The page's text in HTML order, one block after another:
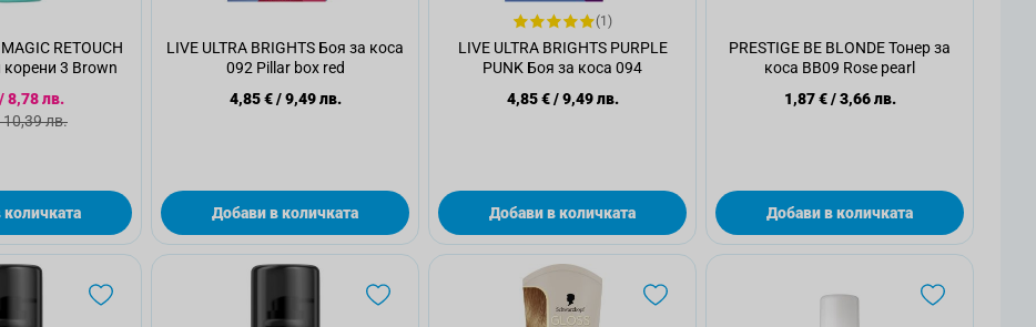
RETOUCH
корени 3 Brown
цена
8,78 лв.
цена
10,39 лв.
LIVE ULTRA BRIGHTS Боя за коса
092 Pillar box red
4,85 €/9,49 лв.
Добави в количката
(1)
LIVE ULTRA BRIGHTS PURPLE
PUNK Боя за коса 094
4,85 €/9,49 лв.
Добави в количката
PRESTIGE BE BLONDE Тонер за
коса BB09 Rose pearl
1,87 €/3,66 лв.
Добави в количката